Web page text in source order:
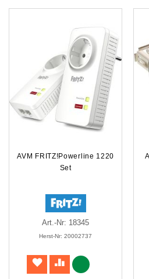
AVM FRITZ!Powerline 1220
Set
Art.-Nr: 18345
Herst-Nr: 20002737